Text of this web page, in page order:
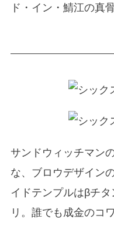
ド・イン・鯖江の真
サンドウィッチマン
な、ブロウデザイン
イドテンプルはβチ
リ。誰でも成金のコ